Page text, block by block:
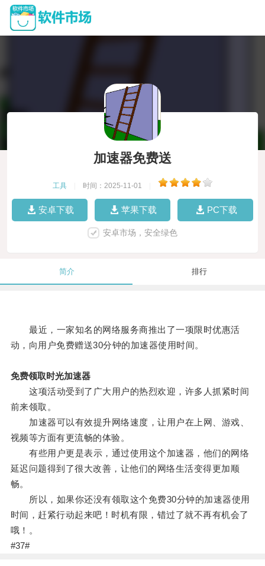
加速器免费送
工具 时间：2025-11-01
安卓下载 苹果下载 PC下载
安卓市场，安全绿色
简介 排行
最近，一家知名的网络服务商推出了一项限时优惠活
动，向用户免费赠送30分钟的加速器使用时间。
免费领取时光加速器
这项活动受到了广大用户的热烈欢迎，许多人抓紧时间
前来领取。
加速器可以有效提升网络速度，让用户在上网、游戏、
视频等方面有更流畅的体验。
有些用户更是表示，通过使用这个加速器，他们的网络
延迟问题得到了很大改善，让他们的网络生活变得更加顺
畅。
所以，如果你还没有领取这个免费30分钟的加速器使用
时间，赶紧行动起来吧！时机有限，错过了就不再有机会了
哦！。
#37#